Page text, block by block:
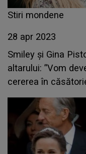
Stiri mondene
28 apr 2023
Smiley și Gina
altarului: ”Vom
cererea în